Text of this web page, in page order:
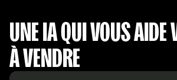
UNE IA QUI VOUS AIDE
À VENDRE